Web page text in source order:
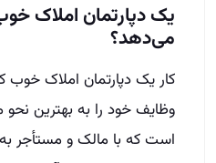
یک دپارتمان املاک
می‌دهد؟
کار یک دپارتمان املاک خوب
وظایف خود را به بهترین
است که با مالک و مستأجر